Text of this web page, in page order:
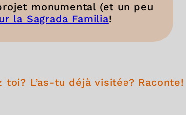
monumental (et un peu
la Sagrada Familia!
L’as-tu déjà visitée? Raconte!